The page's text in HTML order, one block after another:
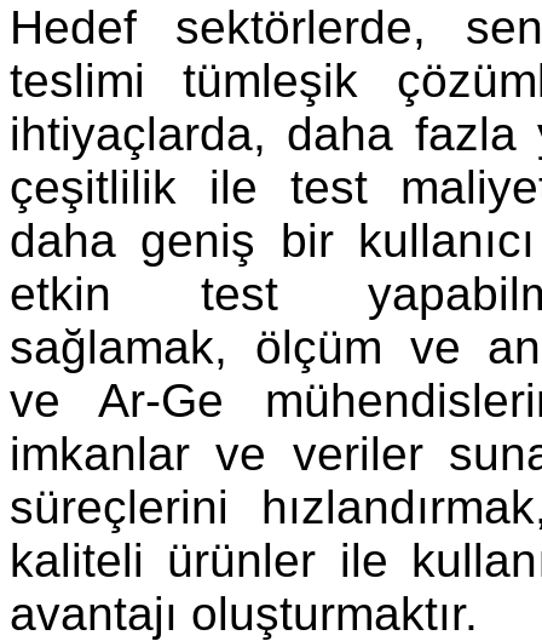
Hedef sektörlerde,
teslimi tümleşik
ihtiyaçlarda, daha
çeşitlilik ile test
daha geniş bir
etkin test
sağlamak, ölçüm ve
ve Ar-Ge
imkanlar ve veriler
süreçlerini
kaliteli ürünler ile
avantajı oluşturmaktır.